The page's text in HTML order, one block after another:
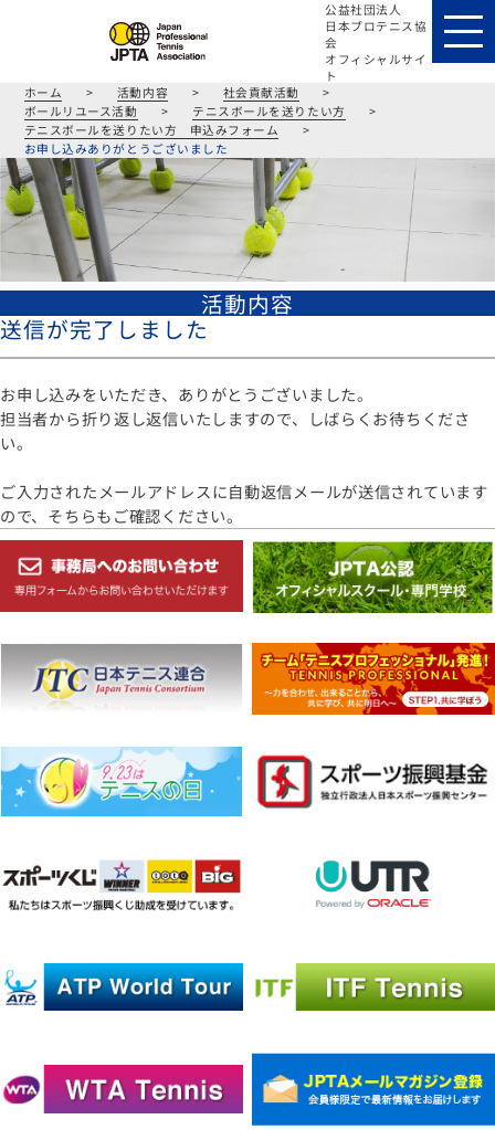
公益社団法人
日本プロテニス協
会
オフィシャルサイ
ト
ホーム
> 活動内容 > 社会貢献活動
>
ボールリユース活動
> テニスボールを送りたい方
>
テニスボールを送りたい方 申込みフォーム
>
お申し込みありがとうございました
活動内容
送信が完了しました
お申し込みをいただき、ありがとうございました。
担当者から折り返し返信いたしますので、しばらくお待ちくださ
い。
ご入力されたメールアドレスに自動返信メールが送信されています
ので、そちらもご確認ください。